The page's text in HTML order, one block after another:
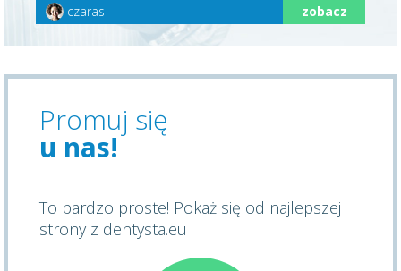
czaras zobacz
Promuj się
u nas!
To bardzo proste! Pokaż się od najlepszej
strony z dentysta.eu